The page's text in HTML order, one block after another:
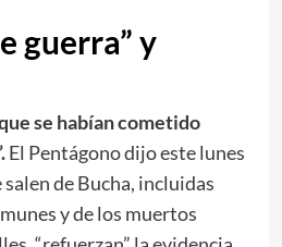
guerra” y
se habían cometido
El Pentágono dijo este lunes
de Bucha, incluidas
y de los muertos